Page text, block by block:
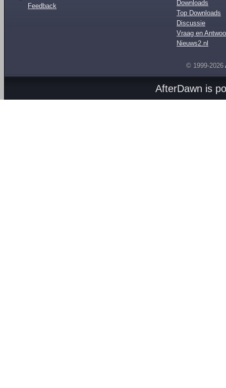
Feedback
Downloads
Top Downloads
Discussie
Vraag en
Nieuws2.nl
© 1999-2026
AfterDawn is